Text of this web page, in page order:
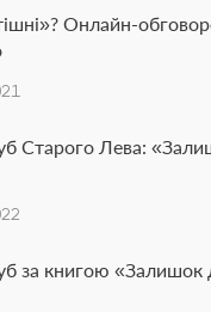
Онлайн-
Старого Лева:
за книгою «Залишок